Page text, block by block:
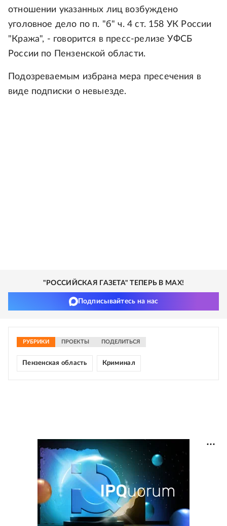
отношении указанных лиц возбуждено
уголовное дело по п. "б" ч. 4 ст. 158 УК России
"Кража", - говорится в пресс-релизе УФСБ
России по Пензенской области.
Подозреваемым избрана мера пресечения в
виде подписки о невыезде.
"РОССИЙСКАЯ ГАЗЕТА" ТЕПЕРЬ В MAX!
Подписывайтесь на нас
РУБРИКИ ПРОЕКТЫ ПОДЕЛИТЬСЯ
Пензенская область Криминал